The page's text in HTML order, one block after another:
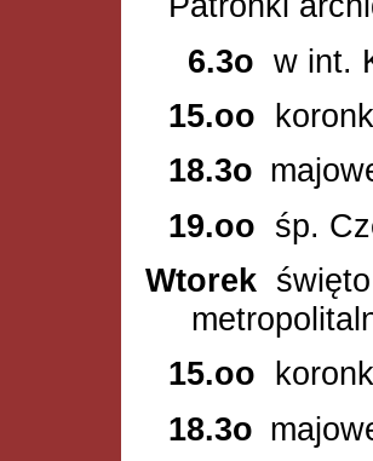
6.3o w int.
15.oo
18.3o
19.oo śp.
Wtorek
15.oo
18.3o